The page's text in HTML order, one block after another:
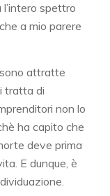
spettro
a mio parere
attratte
tratta di
non lo
ha capito che
deve prima
E dunque, è